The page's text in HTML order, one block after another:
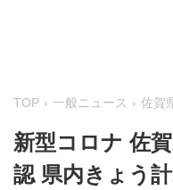
TOP 一般ニュース 佐賀
新型コロナ 佐
認 県内きょう